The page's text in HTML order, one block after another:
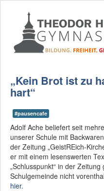
„Kein Brot ist zu
hart“
#pausencafe
Adolf Ache beliefert seit
unserer Schule mit
der Zeitung „GeistREich-
er mit einem lesenswerten
„Schlusspunkt“ in der
Schulgemeinde nicht
hier.